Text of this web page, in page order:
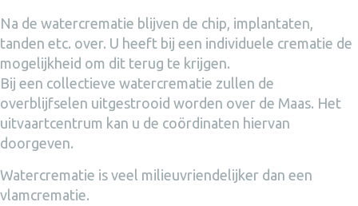
Na de watercrematie blijven de chip, implantaten,
tanden etc. over. U heeft bij een individuele crematie de
mogelijkheid om dit terug te krijgen.
Bij een collectieve watercrematie zullen de
overblijfselen uitgestrooid worden over de Maas. Het
uitvaartcentrum kan u de coördinaten hiervan
doorgeven.
Watercrematie is veel milieuvriendelijker dan een
vlamcrematie.